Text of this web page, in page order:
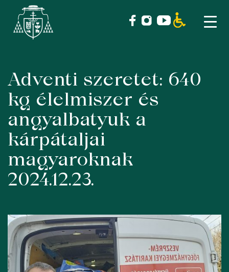
Skip
to
content
Adventi szeretet: 640
kg élelmiszer és
angyalbatyuk a
kárpátaljai
magyaroknak
2024.12.23.